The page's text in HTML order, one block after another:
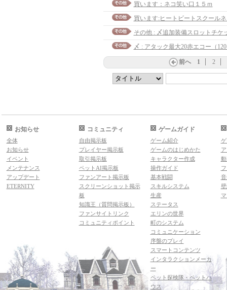
買います：ネコ笑い口１５ｍ
その他 : 〆追加装備スロットチケ
〆 : アタック最大20赤エコー（
前へ 1 2
お知らせ
全体
お知らせ
イベント
メンテナンス
アップデート
ETERNITY
コミュニティ
自由掲示板
プレイヤー掲示板
取引掲示板
ペットAI掲示板
ファンアート掲示板
スクリーンショット掲示
板
知識王（質問掲示板）
ファンサイトリンク
コミュニティポイント
ゲームガイド
ゲーム紹介
ゲームのはじめかた
キャラクター作成
操作ガイド
基本戦闘
スキルシステム
生産
ステータス
エリンの世界
町のシステム
コミュニケーション
序盤のプレイ
スマートコンテンツ
インタラクションメーカ
ー
ペット探検隊・ペットハ
ウス